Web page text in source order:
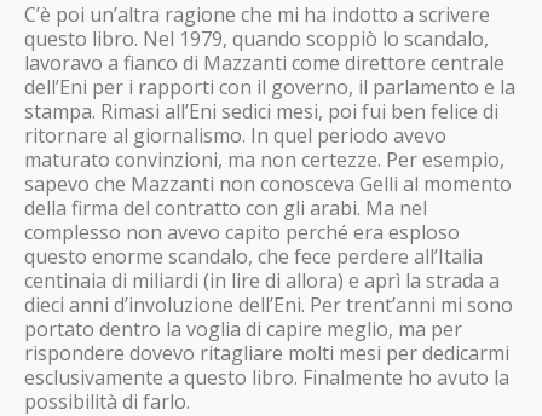
C’è poi un’altra ragione che mi ha indotto a scrivere
questo libro. Nel 1979, quando scoppiò lo scandalo,
lavoravo a fianco di Mazzanti come direttore centrale
dell’Eni per i rapporti con il governo, il parlamento e la
stampa. Rimasi all’Eni sedici mesi, poi fui ben felice di
ritornare al giornalismo. In quel periodo avevo
maturato convinzioni, ma non certezze. Per esempio,
sapevo che Mazzanti non conosceva Gelli al momento
della firma del contratto con gli arabi. Ma nel
complesso non avevo capito perché era esploso
questo enorme scandalo, che fece perdere all’Italia
centinaia di miliardi (in lire di allora) e aprì la strada a
dieci anni d’involuzione dell’Eni. Per trent’anni mi sono
portato dentro la voglia di capire meglio, ma per
rispondere dovevo ritagliare molti mesi per dedicarmi
esclusivamente a questo libro. Finalmente ho avuto la
possibilità di farlo.